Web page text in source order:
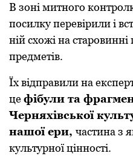
В зоні митного
посилку перевірили і
ній схожі на
предметів.
Їх відправили на
цефібули та
Черняхівської
нашої ери, частина з
культурної цінності.